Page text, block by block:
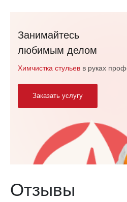
Занимайтесь
любимым делом
Химчистка стульев в руках
Заказать услугу
Отзывы